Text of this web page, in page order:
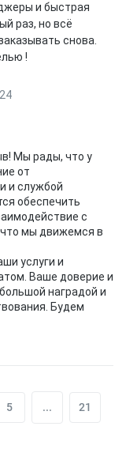
и быстрая
раз, но всё
снова.
!
Мы рады, что у
от
и службой
обеспечить
с
мы движемся в
услуги и
Ваше доверие и
наградой и
Будем
5 ... 21